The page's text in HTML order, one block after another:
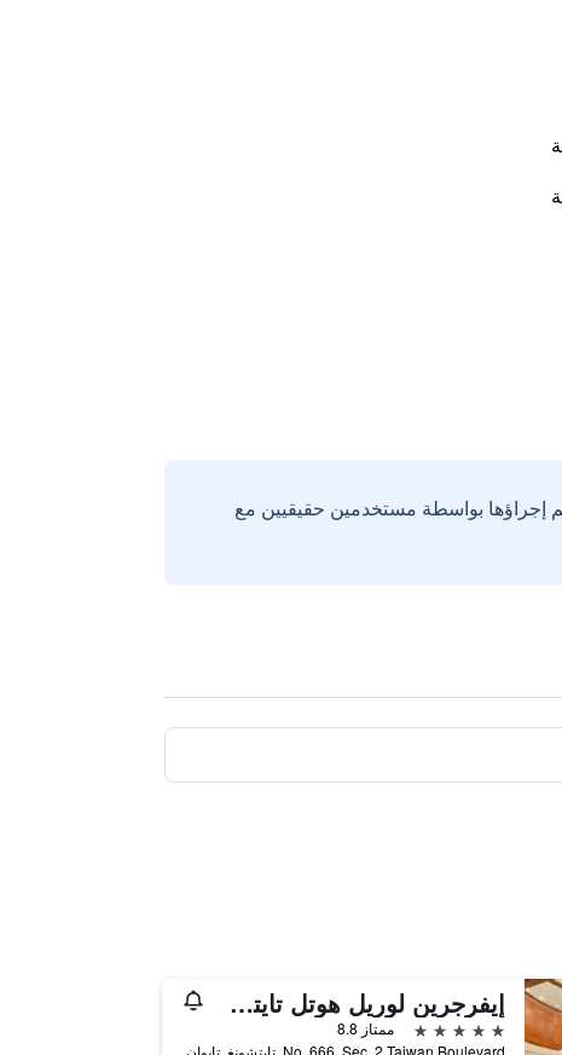
إجراؤها بواسطة مستخدمين حقيقيين مع
إيفرجرين لوريل هوتل تايتشونج
5 نجوم
ممتاز 8.8
No. 666, Sec. 2 Taiwan Boulevard, تايتشونغ, تايوان